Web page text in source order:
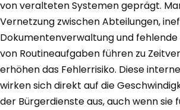
von veralteten Systemen geprägt.
Vernetzung zwischen Abteilungen,
Dokumentenverwaltung und
von Routineaufgaben führen zu
erhöhen das Fehlerrisiko. Diese
wirken sich direkt auf die
der Bürgerdienste aus, auch wenn sie